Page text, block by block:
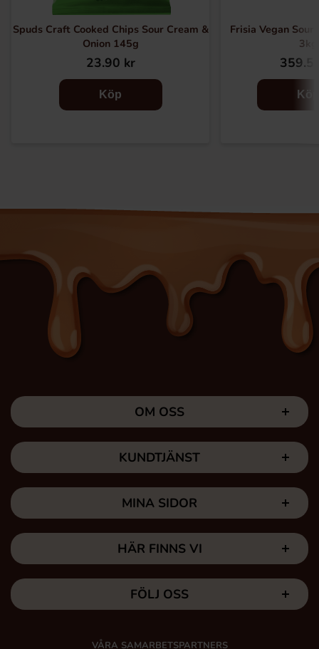
Spuds Craft Cooked Chips Sour Cream &
Onion 145g
23.90 kr
Köp
Frisia Vegan
3kg
Köp
OM OSS
KUNDTJÄNST
MINA SIDOR
HÄR FINNS VI
FÖLJ OSS
VÅRA SAMARBETSPARTNERS